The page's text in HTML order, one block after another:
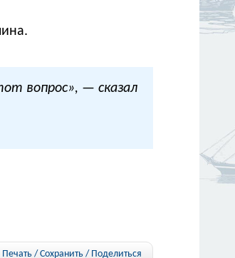
вопрос», — сказал
Печать / Сохранить / Поделиться